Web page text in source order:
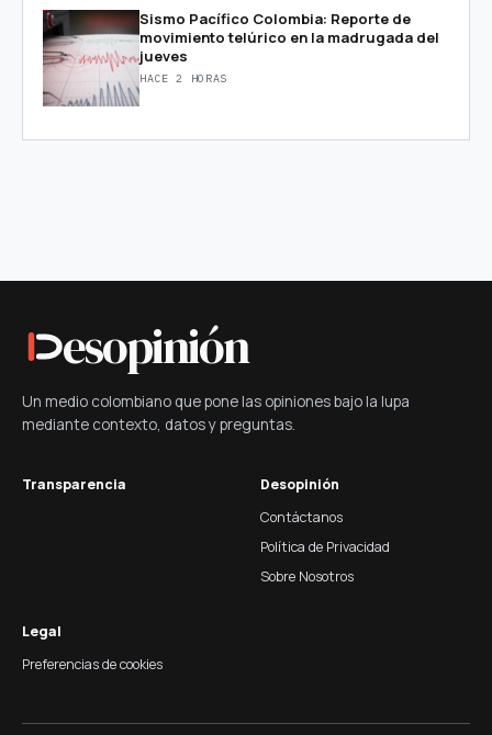
Sismo Pacífico Colombia: Reporte de
movimiento telúrico en la madrugada del
jueves
HACE 2 HORAS
esopinión
Un medio colombiano que pone las opiniones bajo la lupa
mediante contexto, datos y preguntas.
Transparencia
Desopinión
Contáctanos
Política de Privacidad
Sobre Nosotros
Legal
Preferencias de cookies